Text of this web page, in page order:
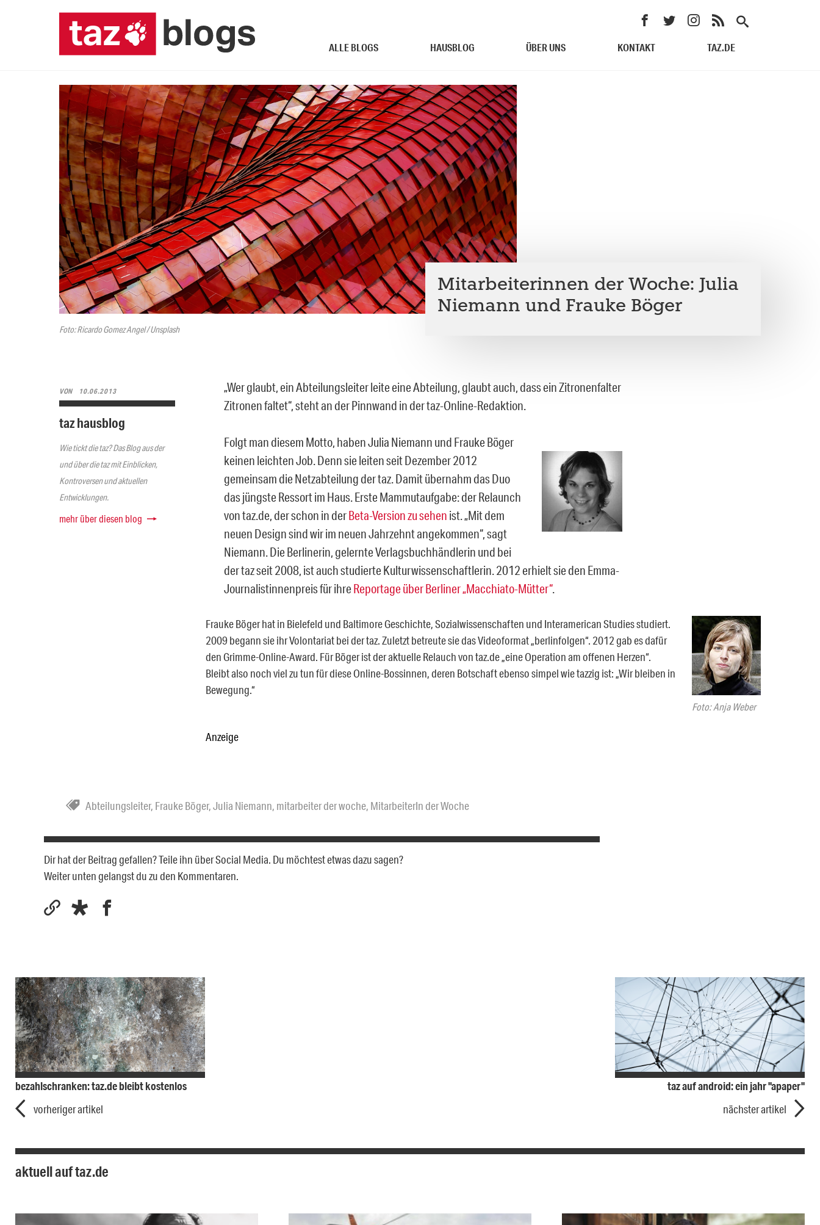
ALLE BLOGS HAUSBLOG ÜBER UNS KONTAKT TAZ.DE
Foto: Ricardo Gomez Angel / Unsplash
Mitarbeiterinnen der Woche: Julia
Niemann und Frauke Böger
VON 10.06.2013
taz hausblog
Wie tickt die taz? Das Blog aus der
und über die taz mit Einblicken,
Kontroversen und aktuellen
Entwicklungen.
mehr über diesen blog
„Wer glaubt, ein Abteilungsleiter leite eine Abteilung, glaubt auch, dass ein Zitronenfalter
Zitronen faltet“, steht an der Pinnwand in der taz-Online-Redaktion.
Folgt man diesem Motto, haben Julia Niemann und Frauke Böger
keinen leichten Job. Denn sie leiten seit Dezember 2012
gemeinsam die Netzabteilung der taz. Damit übernahm das Duo
das jüngste Ressort im Haus. Erste Mammutaufgabe: der Relaunch
von taz.de, der schon in derBeta-Version zu sehen ist. „Mit dem
neuen Design sind wir im neuen Jahrzehnt angekommen“, sagt
Niemann. Die Berlinerin, gelernte Verlagsbuchhändlerin und bei
der taz seit 2008, ist auch studierte Kulturwissenschaftlerin. 2012 erhielt sie den Emma-
Journalistinnenpreis für ihreReportage über Berliner „Macchiato-Mütter“.
Foto: Anja Weber
Frauke Böger hat in Bielefeld und Baltimore Geschichte, Sozialwissenschaften und Interamerican Studies studiert.
2009 begann sie ihr Volontariat bei der taz. Zuletzt betreute sie das Videoformat „berlinfolgen“. 2012 gab es dafür
den Grimme-Online-Award. Für Böger ist der aktuelle Relauch von taz.de „eine Operation am offenen Herzen“.
Bleibt also noch viel zu tun für diese Online-Bossinnen, deren Botschaft ebenso simpel wie tazzig ist: „Wir bleiben in
Bewegung.“
Anzeige
Abteilungsleiter, Frauke Böger,Julia Niemann, mitarbeiter der woche, MitarbeiterIn der Woche
Dir hat der Beitrag gefallen? Teile ihn über Social Media. Du möchtest etwas dazu sagen?
Weiter unten gelangst du zu den Kommentaren.
bezahlschranken: taz.de bleibt kostenlos
vorheriger artikel
taz auf android: ein jahr "apaper"
nächster artikel
aktuell auf taz.de